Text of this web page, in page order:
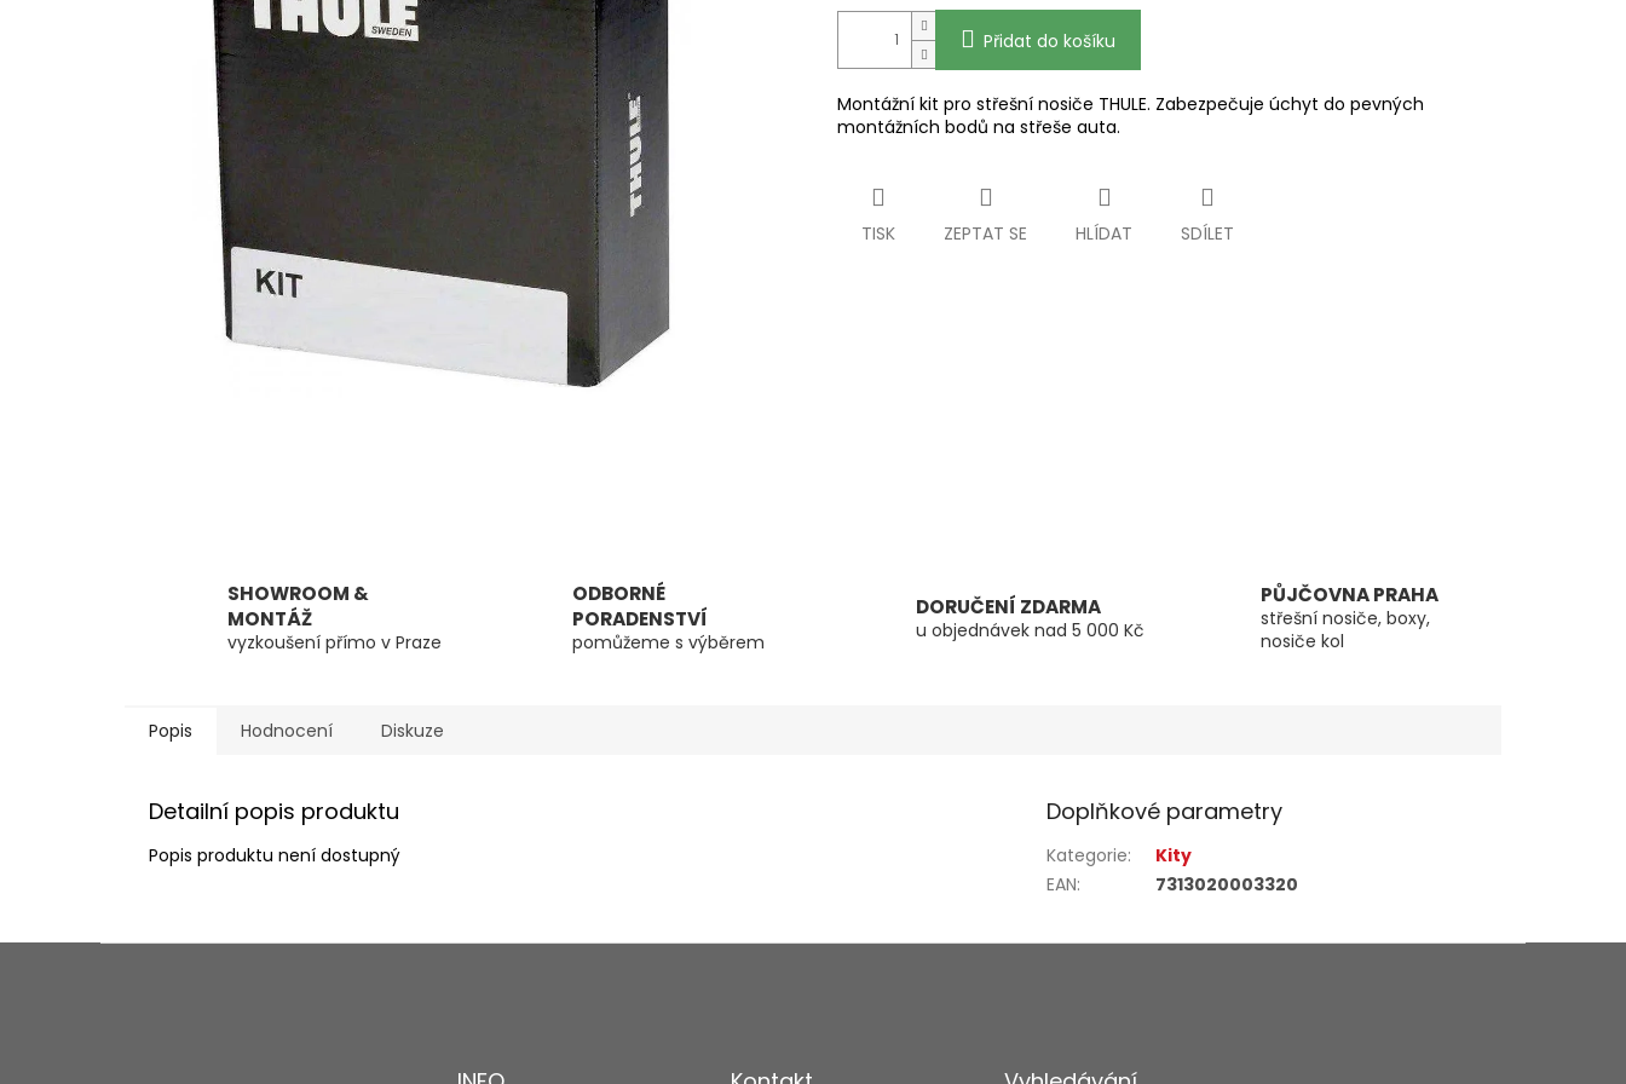
Přidat do košíku
Montážní kit pro střešní nosiče THULE. Zabezpečuje úchyt do pevných
montážních bodů na střeše auta.
TISK ZEPTAT SE HLÍDAT SDÍLET
SHOWROOM &
MONTÁŽ
vyzkoušení přímo v Praze
ODBORNÉ
PORADENSTVÍ
pomůžeme s výběrem
DORUČENÍ ZDARMA
u objednávek nad 5 000 Kč
PŮJČOVNA PRAHA
střešní nosiče, boxy,
nosiče kol
Popis Hodnocení Diskuze
Detailní popis produktu
Popis produktu není dostupný
Doplňkové parametry
Kategorie:
Kity
EAN: 7313020003320